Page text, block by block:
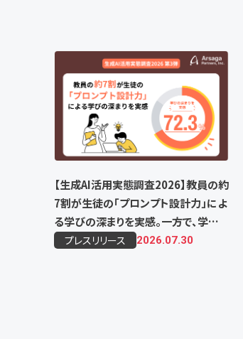
【生成AI活用実態調査2026】教員の約
7割が生徒の「プロンプト設計力」によ
る学びの深まりを実感。一方で、学力や
提出物の質の格差拡大が課題
プレスリリース 2026.07.30